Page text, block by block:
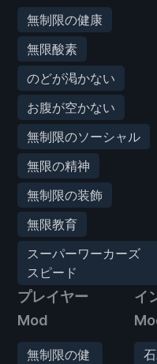
無制限の健康
無限酸素
のどが渇かない
お腹が空かない
無制限のソーシャル
無限の精神
無制限の装飾
無限教育
スーパーワーカーズ
スピード
プレイヤー
Mod
無制限の健
イ